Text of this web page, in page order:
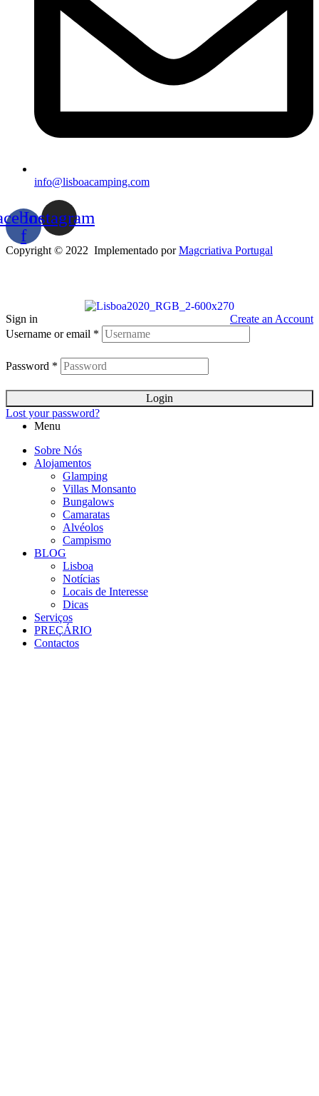
info@lisboacamping.com
f
Instagram
Copyright © 2022 Implementado porMagcriativa Portugal
Sign in
Create an Account
Username or email *
Password *
Login
Lost your password?
Menu
Sobre Nós
Alojamentos
Glamping
Villas Monsanto
Bungalows
Camaratas
Alvéolos
Campismo
BLOG
Lisboa
Notícias
Locais de Interesse
Dicas
Serviços
PREÇÁRIO
Contactos